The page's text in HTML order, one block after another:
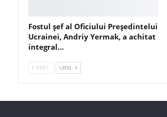
Fostul șef al Oficiului Președintelui
Ucrainei, Andriy Yermak, a achitat
integral…
PREC. URM.